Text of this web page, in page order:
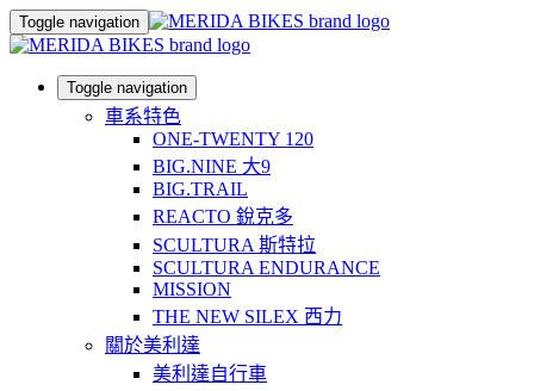
Toggle navigation
Toggle navigation
車系特色
ONE-TWENTY 120
BIG.NINE 大9
BIG.TRAIL
REACTO 銳克多
SCULTURA 斯特拉
SCULTURA ENDURANCE
MISSION
THE NEW SILEX 西力
關於美利達
美利達自行車